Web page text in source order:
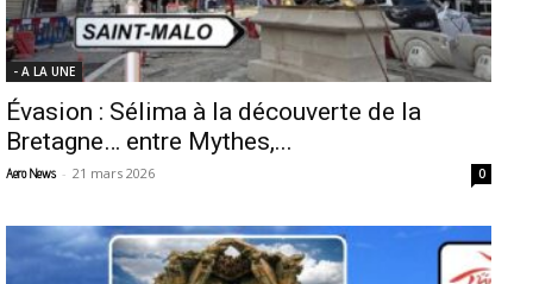
- A LA UNE
Évasion : Sélima à la découverte de la
Bretagne… entre Mythes,...
Aero News - 21 mars 2026 0